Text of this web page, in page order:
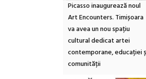
Picasso inaugurează noul
Art Encounters. Timișoara
va avea un nou spațiu
cultural dedicat artei
contemporane, educației
comunității